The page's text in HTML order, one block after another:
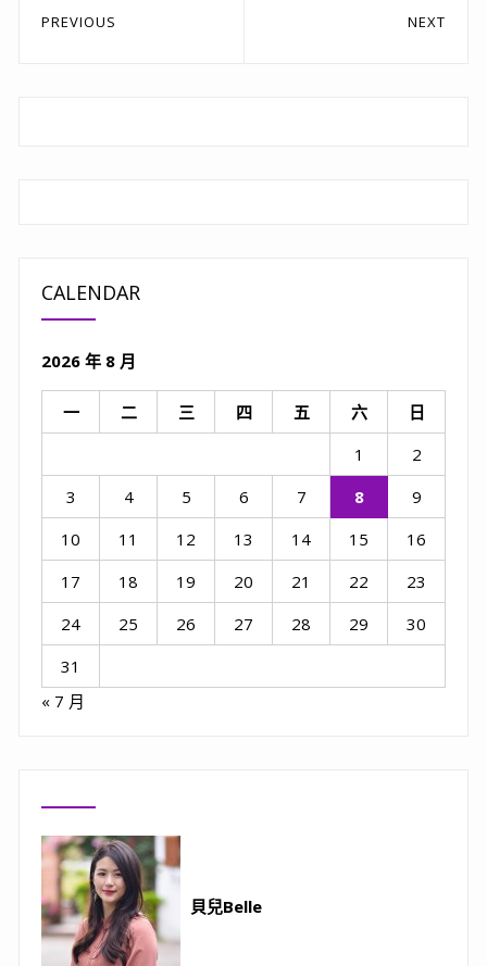
文
PREVIOUS NEXT
CALENDAR
2026 年 8 月
一 二 三 四 五 六
日
1
2
3
4 5 6 7 8
9
10
11 12 13 14 15
16
17
18 19 20 21 22
23
24
25 26 27 28 29
30
31
« 7 月
貝兒Belle